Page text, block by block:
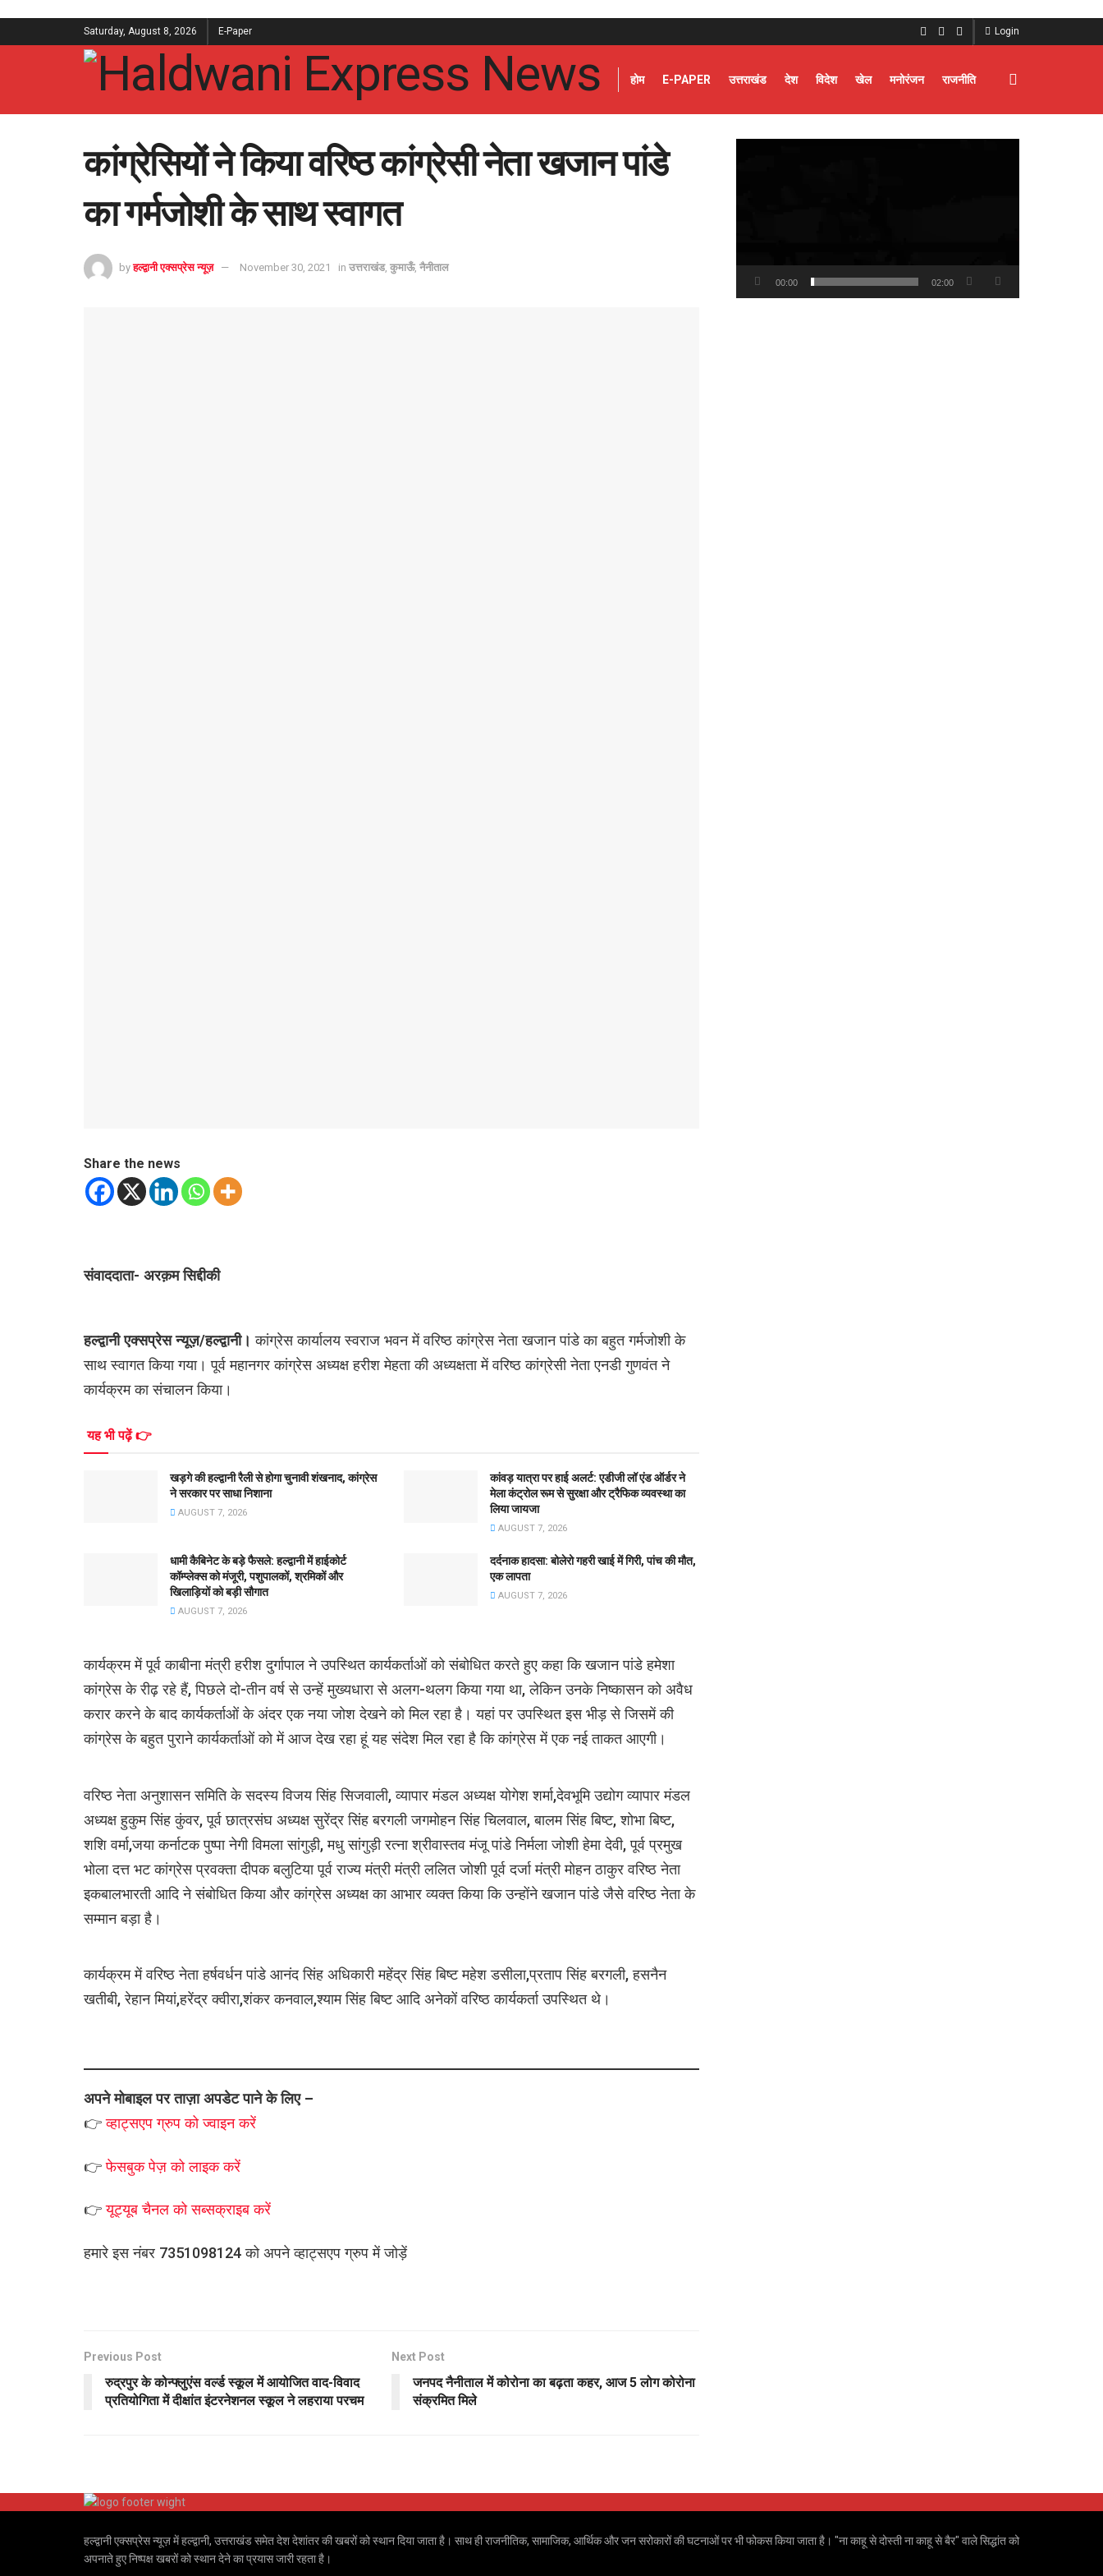
Saturday, August 8, 2026 E-Paper Login
होम E-PAPER उत्तराखंड देश विदेश खेल मनोरंजन राजनीति
कांग्रेसियों ने किया वरिष्ठ कांग्रेसी नेता खजान पांडे
का गर्मजोशी के साथ स्वागत
by हल्द्वानी एक्सप्रेस न्यूज़ November 30, 2021 in उत्तराखंड, कुमाऊँ, नैनीताल
Share the news
संवाददाता- अरक़म सिद्दीकी
हल्द्वानी एक्सप्रेस न्यूज़/हल्द्वानी।कांग्रेस कार्यालय स्वराज भवन में वरिष्ठ कांग्रेस नेता खजान पांडे का बहुत गर्मजोशी के
साथ स्वागत किया गया। पूर्व महानगर कांग्रेस अध्यक्ष हरीश मेहता की अध्यक्षता में वरिष्ठ कांग्रेसी नेता एनडी गुणवंत ने
कार्यक्रम का संचालन किया।
यह भी पढ़ें 👉
खड़गे की हल्द्वानी रैली से होगा चुनावी शंखनाद, कांग्रेस
ने सरकार पर साधा निशाना
AUGUST 7, 2026
कांवड़ यात्रा पर हाई अलर्ट: एडीजी लॉ एंड ऑर्डर ने
मेला कंट्रोल रूम से सुरक्षा और ट्रैफिक व्यवस्था का
लिया जायजा
AUGUST 7, 2026
धामी कैबिनेट के बड़े फैसले: हल्द्वानी में हाईकोर्ट
कॉम्प्लेक्स को मंजूरी, पशुपालकों, श्रमिकों और
खिलाड़ियों को बड़ी सौगात
AUGUST 7, 2026
दर्दनाक हादसा: बोलेरो गहरी खाई में गिरी, पांच की मौत,
एक लापता
AUGUST 7, 2026
कार्यक्रम में पूर्व काबीना मंत्री हरीश दुर्गापाल ने उपस्थित कार्यकर्ताओं को संबोधित करते हुए कहा कि खजान पांडे हमेशा
कांग्रेस के रीढ़ रहे हैं, पिछले दो-तीन वर्ष से उन्हें मुख्यधारा से अलग-थलग किया गया था, लेकिन उनके निष्कासन को अवैध
करार करने के बाद कार्यकर्ताओं के अंदर एक नया जोश देखने को मिल रहा है। यहां पर उपस्थित इस भीड़ से जिसमें की
कांग्रेस के बहुत पुराने कार्यकर्ताओं को में आज देख रहा हूं यह संदेश मिल रहा है कि कांग्रेस में एक नई ताकत आएगी।
वरिष्ठ नेता अनुशासन समिति के सदस्य विजय सिंह सिजवाली, व्यापार मंडल अध्यक्ष योगेश शर्मा,देवभूमि उद्योग व्यापार मंडल
अध्यक्ष हुकुम सिंह कुंवर, पूर्व छात्रसंघ अध्यक्ष सुरेंद्र सिंह बरगली जगमोहन सिंह चिलवाल, बालम सिंह बिष्ट, शोभा बिष्ट,
शशि वर्मा,जया कर्नाटक पुष्पा नेगी विमला सांगुड़ी, मधु सांगुड़ी रत्ना श्रीवास्तव मंजू पांडे निर्मला जोशी हेमा देवी, पूर्व प्रमुख
भोला दत्त भट कांग्रेस प्रवक्ता दीपक बलुटिया पूर्व राज्य मंत्री मंत्री ललित जोशी पूर्व दर्जा मंत्री मोहन ठाकुर वरिष्ठ नेता
इकबालभारती आदि ने संबोधित किया और कांग्रेस अध्यक्ष का आभार व्यक्त किया कि उन्होंने खजान पांडे जैसे वरिष्ठ नेता के
सम्मान बड़ा है।
कार्यक्रम में वरिष्ठ नेता हर्षवर्धन पांडे आनंद सिंह अधिकारी महेंद्र सिंह बिष्ट महेश डसीला,प्रताप सिंह बरगली, हसनैन
खतीबी, रेहान मियां,हरेंद्र क्वीरा,शंकर कनवाल,श्याम सिंह बिष्ट आदि अनेकों वरिष्ठ कार्यकर्ता उपस्थित थे।
अपने मोबाइल पर ताज़ा अपडेट पाने के लिए –
👉व्हाट्सएपग्रुप कोज्वाइन करें
👉फेसबुक पेज़ को लाइक करें
👉यूट्यूब चैनल को सब्सक्राइब करें
हमारे इस नंबर 7351098124 को अपने व्हाट्सएप ग्रुप में जोड़ें
Previous Post
रुद्रपुर के कोन्फ्लुएंस वर्ल्ड स्कूल में आयोजित वाद-विवाद
प्रतियोगिता में दीक्षांत इंटरनेशनल स्कूल ने लहराया परचम
Next Post
जनपद नैनीताल में कोरोना का बढ़ता कहर, आज 5 लोग कोरोना
संक्रमित मिले
00:00 02:00
हल्द्वानी एक्सप्रेस न्यूज़ में हल्द्वानी, उत्तराखंड समेत देश देशांतर की खबरों को स्थान दिया जाता है। साथ ही राजनीतिक, सामाजिक, आर्थिक और जन सरोकारों की घटनाओं पर भी फोकस किया जाता है। "ना काहू से दोस्ती ना काहू से बैर" वाले सिद्धांत को
अपनाते हुए निष्पक्ष खबरों को स्थान देने का प्रयास जारी रहता है।